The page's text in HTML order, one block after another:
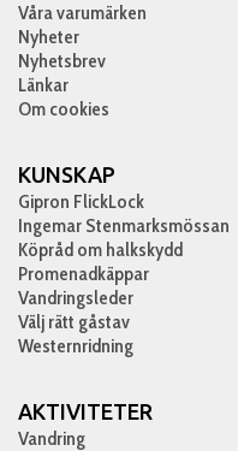
Våra varumärken
Nyheter
Nyhetsbrev
Länkar
Om cookies
KUNSKAP
Gipron FlickLock
Ingemar Stenmarksmössan
Köpråd om halkskydd
Promenadkäppar
Vandringsleder
Välj rätt gåstav
Westernridning
AKTIVITETER
Vandring